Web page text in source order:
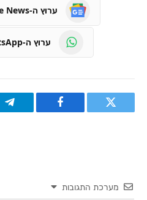
ערוץ ה-Google News של גיימפרו
ערוץ ה-WhatsApp של גיימפרו
טוויטר פייסבוק
מערכת התגובות